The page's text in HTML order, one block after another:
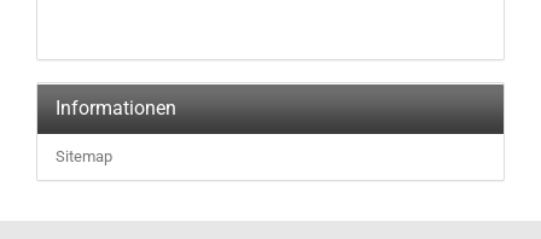
Informationen
Sitemap